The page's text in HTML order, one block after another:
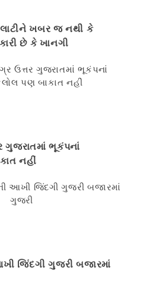
ખબર જ નથી કે
છે કે ખાનગી
ગુજરાતમાં ભૂકંપનાં
નહીં
જિંદગી ગુજરી બજારમાં